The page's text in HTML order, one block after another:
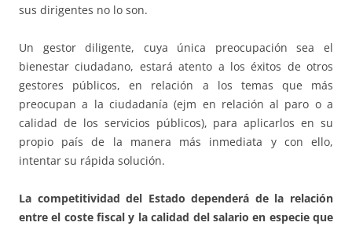
sus dirigentes no lo son.
Un gestor diligente, cuya única preocupación sea el
bienestar ciudadano, estará atento a los éxitos de otros
gestores públicos, en relación a los temas que más
preocupan a la ciudadanía (ejm en relación al paro o a
calidad de los servicios públicos), para aplicarlos en su
propio país de la manera más inmediata y con ello,
intentar su rápida solución.
La competitividad del Estado dependerá de la relación
entre el coste fiscal y la calidad del salario en especie que